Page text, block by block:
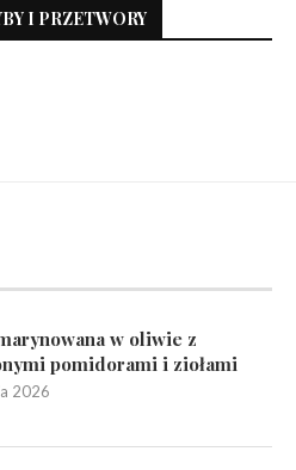
I PRZETWORY
w oliwie z
pomidorami i ziołami
2026